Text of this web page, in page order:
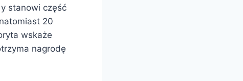
stanowi część
20
wskaże
nagrodę